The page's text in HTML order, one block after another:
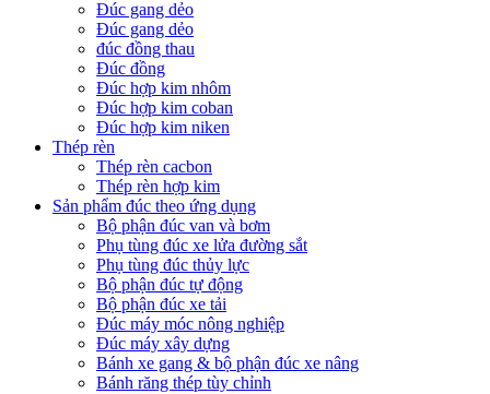
Đúc gang dẻo
Đúc gang dẻo
đúc đồng thau
Đúc đồng
Đúc hợp kim nhôm
Đúc hợp kim coban
Đúc hợp kim niken
Thép rèn
Thép rèn cacbon
Thép rèn hợp kim
Sản phẩm đúc theo ứng dụng
Bộ phận đúc van và bơm
Phụ tùng đúc xe lửa đường sắt
Phụ tùng đúc thủy lực
Bộ phận đúc tự động
Bộ phận đúc xe tải
Đúc máy móc nông nghiệp
Đúc máy xây dựng
Bánh xe gang & bộ phận đúc xe nâng
Bánh răng thép tùy chỉnh